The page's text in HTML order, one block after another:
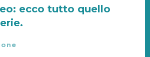
ecco tutto quello